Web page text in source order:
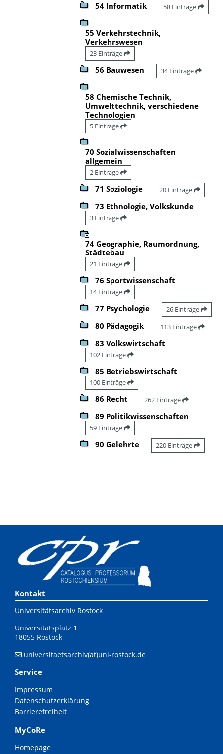
54 Informatik 58 Einträge
55 Verkehrstechnik,
Verkehrswesen
23 Einträge
56 Bauwesen 34 Einträge
58 Chemische Technik,
Umwelttechnik, verschiedene
Technologien
5 Einträge
70 Sozialwissenschaften
allgemein
2 Einträge
71 Soziologie 20 Einträge
73 Ethnologie, Volkskunde
3 Einträge
74 Geographie, Raumordnung,
Städtebau
21 Einträge
76 Sportwissenschaft
14 Einträge
77 Psychologie 26 Einträge
80 Pädagogik 113 Einträge
83 Volkswirtschaft
102 Einträge
85 Betriebswirtschaft
100 Einträge
86 Recht 262 Einträge
89 Politikwissenschaften
59 Einträge
90 Gelehrte 220 Einträge
Kontakt
Universitätsarchiv Rostock
Universitätsplatz 1
18055 Rostock
universitaetsarchiv(at)uni-rostock.de
Service
Impressum
Datenschutzerklärung
Barrierefreiheit
MyCoRe
Homepage